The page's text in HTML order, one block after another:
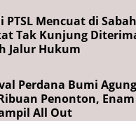
PTSL Mencuat di Sabah
Tak Kunjung
Jalur Hukum
Perdana Bumi Agung
Penonton, Enam
All Out